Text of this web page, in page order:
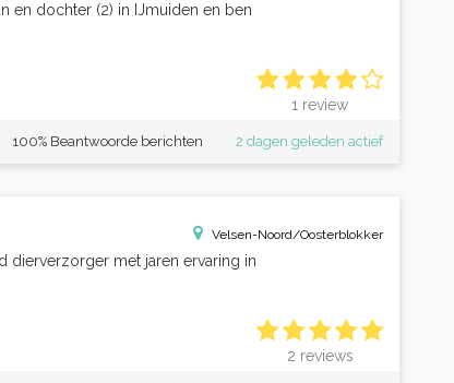
1 review
en dochter (2) in IJmuiden en ben
2 dagen geleden actief
100% Beantwoorde berichten
Velsen-Noord/Oosterblokker
2 reviews
dierverzorger met jaren ervaring in